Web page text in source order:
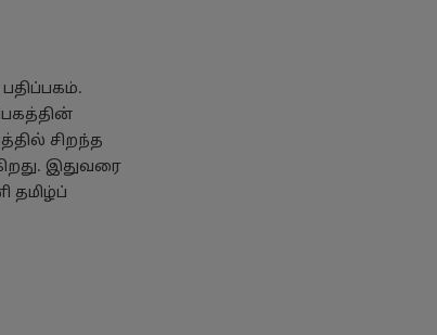
சிறந்த
இதுவரை
தமிழ்ப்